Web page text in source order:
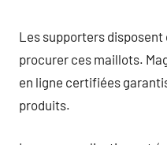
Les supporters
procurer ces maillots.
en ligne certifiées
produits.